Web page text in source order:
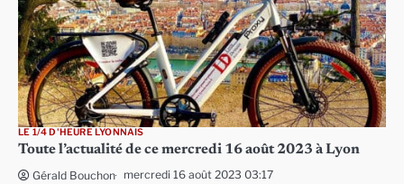
LE 1/4 D'HEURE LYONNAIS
Toute l’actualité de ce mercredi 16 août 2023 à Lyon
Gérald Bouchon mercredi 16 août 2023 03:17